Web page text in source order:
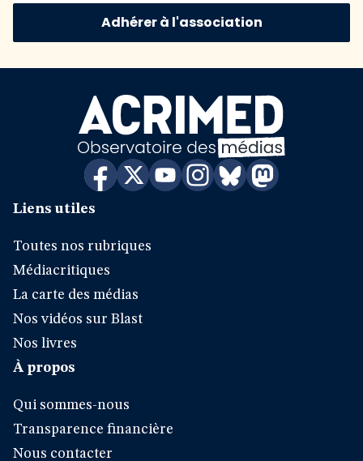
Adhérer à l'association
Liens utiles
Toutes nos rubriques
Médiacritiques
La carte des médias
Nos vidéos sur Blast
Nos livres
À propos
Qui sommes-nous
Transparence financière
Nous contacter